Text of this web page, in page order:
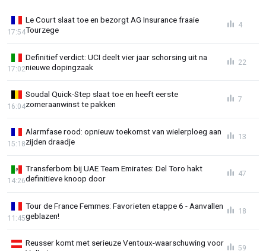
Le Court slaat toe en bezorgt AG Insurance fraaie
Tourzege
17:54
4
Definitief verdict: UCI deelt vier jaar schorsing uit na
nieuwe dopingzaak
17:02
22
Soudal Quick-Step slaat toe en heeft eerste
zomeraanwinst te pakken
16:04
7
Alarmfase rood: opnieuw toekomst van wielerploeg aan
zijden draadje
15:18
13
Transferbom bij UAE Team Emirates: Del Toro hakt
definitieve knoop door
14:26
47
Tour de France Femmes: Favorieten etappe 6 - Aanvallen
geblazen!
11:45
18
Reusser komt met serieuze Ventoux-waarschuwing voor
59